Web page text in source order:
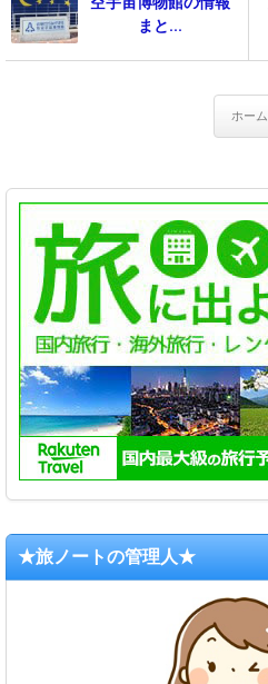
まと...
ホーム
★旅ノートの管理人★